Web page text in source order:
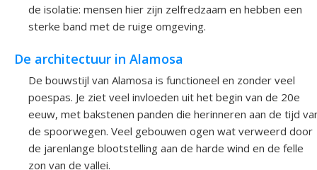
de isolatie: mensen hier zijn zelfredzaam en hebben een
sterke band met de ruige omgeving.
De architectuur in Alamosa
De bouwstijl van Alamosa is functioneel en zonder veel
poespas. Je ziet veel invloeden uit het begin van de 20e
eeuw, met bakstenen panden die herinneren aan de tijd
de spoorwegen. Veel gebouwen ogen wat verweerd door
de jarenlange blootstelling aan de harde wind en de felle
zon van de vallei.